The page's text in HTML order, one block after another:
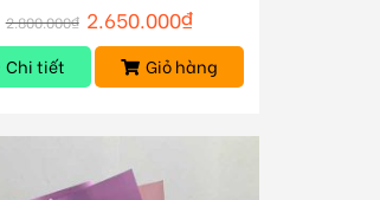
2.800.000₫ 2.650.000₫
Chi tiết Giỏ hàng